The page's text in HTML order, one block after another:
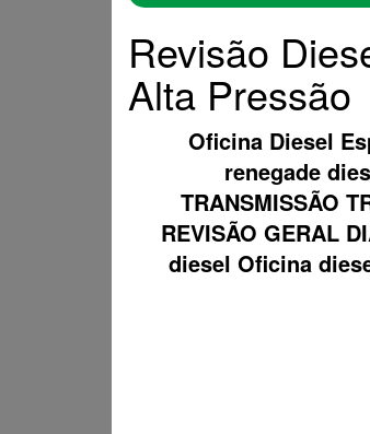
Revisão
Alta Pressão
Oficina Diesel
renegade
TRANSMISSÃO
REVISÃO GERAL
diesel Oficina